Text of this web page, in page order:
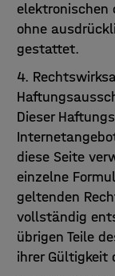
elektronischen
ohne
gestattet.
4.
Dieser
diese Seite
einzelne
geltenden
vollständig
übrigen Teile
ihrer Gültigkeit